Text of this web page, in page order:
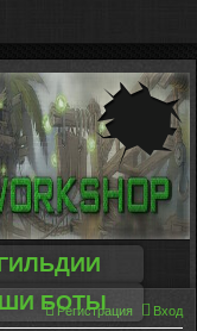
БОТЫ
Вход
Регистрация